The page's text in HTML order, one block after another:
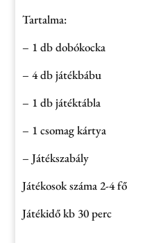
Tartalma:
– 1 db dobókocka
– 4 db játékbábu
– 1 db játéktábla
– 1 csomag kártya
– Játékszabály
Játékosok száma 2-4 fő
Játékidő kb 30 perc